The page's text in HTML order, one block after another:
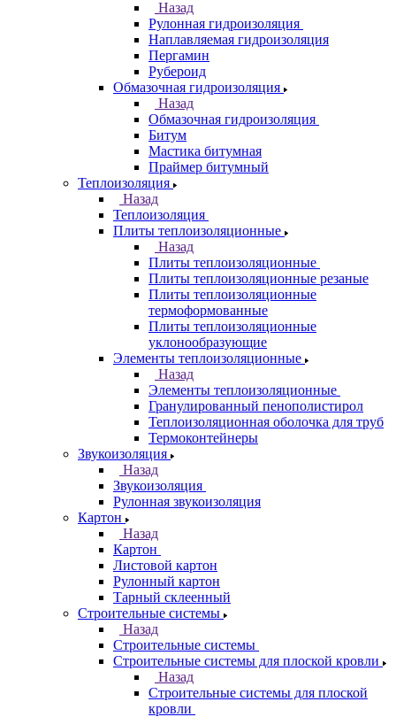
Назад
Рулонная гидроизоляция
Наплавляемая гидроизоляция
Пергамин
Рубероид
Обмазочная гидроизоляция
Назад
Обмазочная гидроизоляция
Битум
Мастика битумная
Праймер битумный
Теплоизоляция
Назад
Теплоизоляция
Плиты теплоизоляционные
Назад
Плиты теплоизоляционные
Плиты теплоизоляционные резаные
Плиты теплоизоляционные
термоформованные
Плиты теплоизоляционные
уклонообразующие
Элементы теплоизоляционные
Назад
Элементы теплоизоляционные
Гранулированный пенополистирол
Теплоизоляционная оболочка для труб
Термоконтейнеры
Звукоизоляция
Назад
Звукоизоляция
Рулонная звукоизоляция
Картон
Назад
Картон
Листовой картон
Рулонный картон
Тарный склеенный
Строительные системы
Назад
Строительные системы
Строительные системы для плоской кровли
Назад
Строительные системы для плоской
кровли